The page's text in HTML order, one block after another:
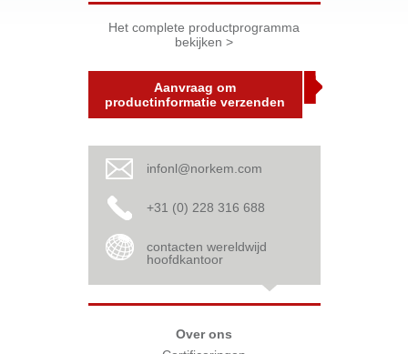
Het complete productprogramma
bekijken >
Aanvraag om
productinformatie verzenden
infonl@norkem.com
+31 (0) 228 316 688
contacten wereldwijd
hoofdkantoor
Over ons